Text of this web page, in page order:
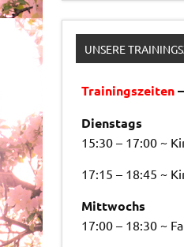
UNSERE
Trainingszeiten
Dienstags
15:30 – 17:00 ~
17:15 – 18:45 ~
Mittwochs
17:00 – 18:30 ~